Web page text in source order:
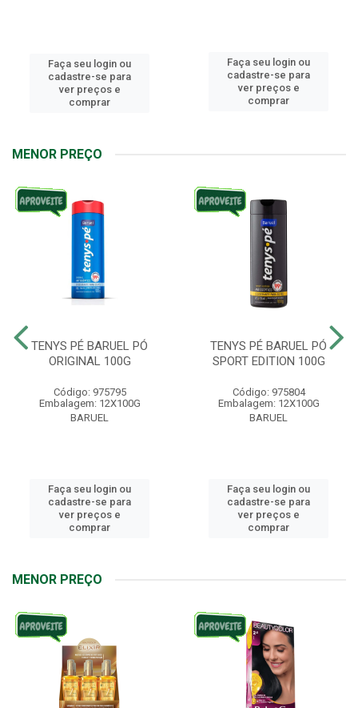
Faça seu login ou
cadastre-se para
ver preços e
comprar
Faça seu login ou
cadastre-se para
ver preços e
comprar
MENOR PREÇO
TENYS PÉ BARUEL PÓ
ORIGINAL 100G
Código: 975795
Embalagem: 12X100G
BARUEL
Faça seu login ou
cadastre-se para
ver preços e
comprar
TENYS PÉ BARUEL PÓ
SPORT EDITION 100G
Código: 975804
Embalagem: 12X100G
BARUEL
Faça seu login ou
cadastre-se para
ver preços e
comprar
MENOR PREÇO